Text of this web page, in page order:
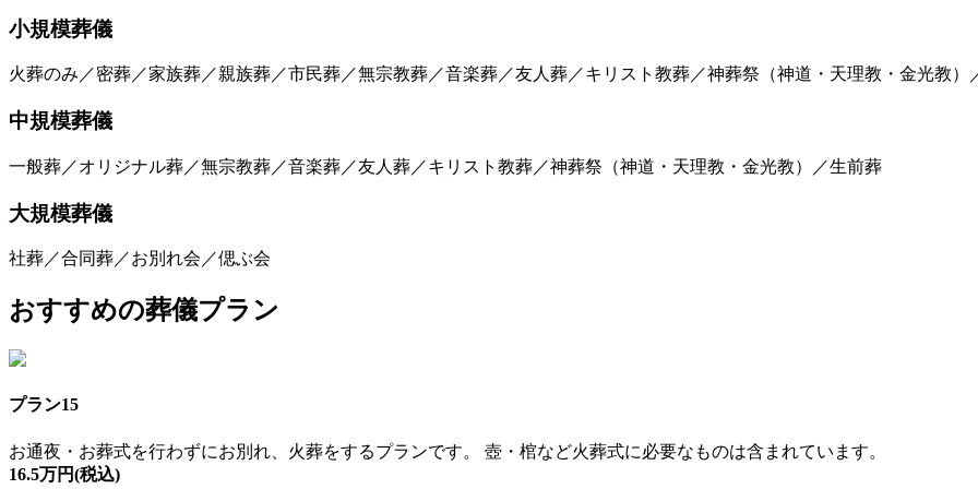
小規模葬儀
火葬のみ／密葬／家族葬／親族葬／市民葬／無宗教葬／音楽葬／友人葬／キリスト教葬／神葬祭（神道・天理教・金光教）
中規模葬儀
一般葬／オリジナル葬／無宗教葬／音楽葬／友人葬／キリスト教葬／神葬祭（神道・天理教・金光教）／生前葬
大規模葬儀
社葬／合同葬／お別れ会／偲ぶ会
おすすめの葬儀プラン
プラン15
お通夜・お葬式を行わずにお別れ、火葬をするプランです。 壺・棺など火葬式に必要なものは含まれています。
16.5万円(税込)